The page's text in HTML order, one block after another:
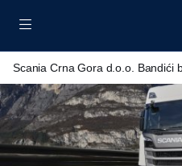
Scania Crna Gora d.o.o. Bandići